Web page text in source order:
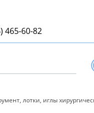
465-60-82
лотки, иглы